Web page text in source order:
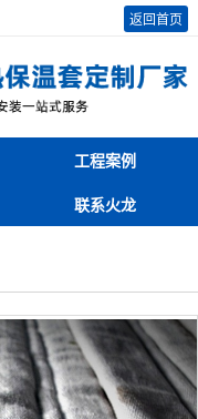
返回首页
工程案例
联系火龙